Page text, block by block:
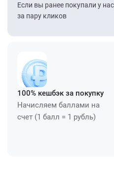
Если вы ранее покупали у
за пару кликов
100% кешбэк за покупку
Начисляем баллами на
счет (1 балл = 1 рубль)